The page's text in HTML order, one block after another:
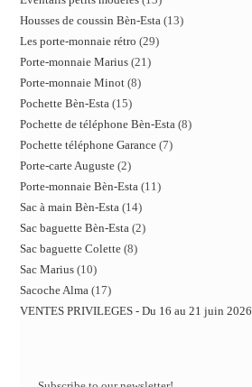
Housses de coussin Bèn-Esta 13
Les porte-monnaie rétro 29
Porte-monnaie Marius 21
Porte-monnaie Minot 8
Pochette Bèn-Esta 15
Pochette de téléphone Bèn-Esta 8
Pochette téléphone Garance 7
Porte-carte Auguste 2
Porte-monnaie Bèn-Esta 11
Sac à main Bèn-Esta 14
Sac baguette Bèn-Esta 2
Sac baguette Colette 8
Sac Marius 10
Sacoche Alma 17
VENTES PRIVILEGES - Du 16 au 21 juin 2026